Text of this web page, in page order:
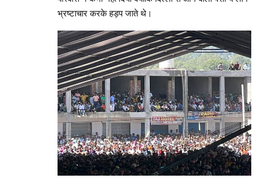
भ्रष्टाचार करके हड़प जाते थे।